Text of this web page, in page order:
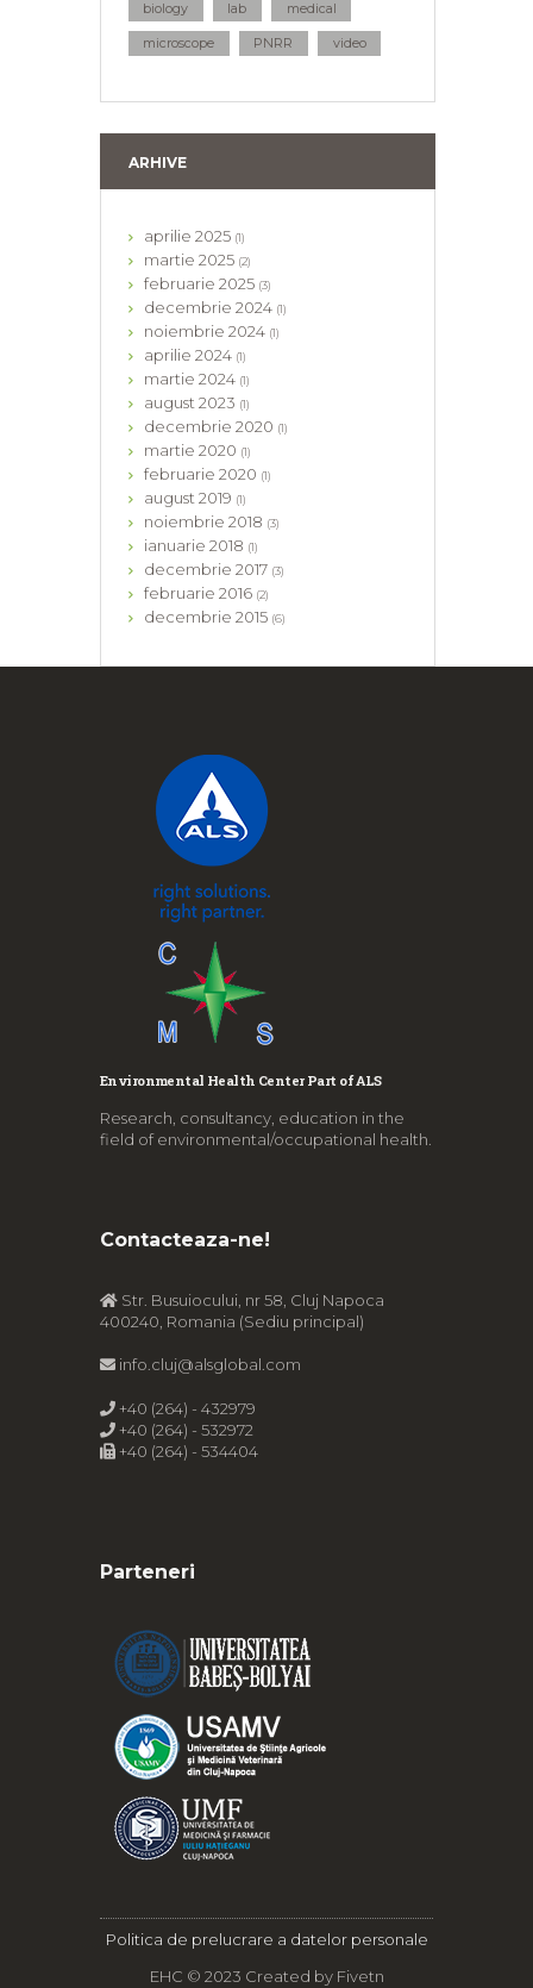
biology lab medical
microscope PNRR video
ARHIVE
aprilie2025 (1)
martie2025 (2)
februarie2025 (3)
decembrie2024 (1)
noiembrie2024 (1)
aprilie2024 (1)
martie2024 (1)
august2023 (1)
decembrie2020 (1)
martie2020 (1)
februarie2020 (1)
august2019 (1)
noiembrie2018 (3)
ianuarie2018 (1)
decembrie2017 (3)
februarie2016 (2)
decembrie2015 (6)
Environmental Health Center Part of ALS
Research, consultancy, education in the
field of environmental/occupational health.
Contacteaza-ne!
Str. Busuiocului, nr 58, Cluj Napoca
400240, Romania (Sediu principal)
info.cluj@alsglobal.com
+40 (264) - 432979
+40 (264) - 532972
+40 (264) - 534404
Parteneri
Politica de prelucrare a datelor personale
EHC © 2023 Created by Fivetn